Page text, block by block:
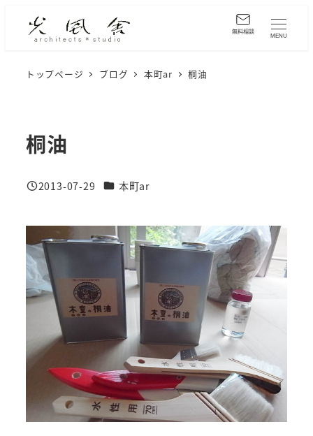
MENU
トップページ ブログ 本町ar 桐油
桐油
投稿日
2013-07-29 カテゴリー
本町ar
無料相談